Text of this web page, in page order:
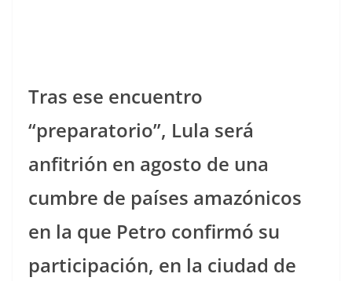
Tras ese encuentro
“preparatorio”, Lula será
anfitrión en agosto de una
cumbre de países amazónicos
en la que Petro confirmó su
participación, en la ciudad de